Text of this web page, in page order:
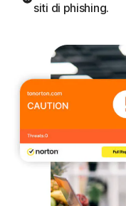
siti di phishing.